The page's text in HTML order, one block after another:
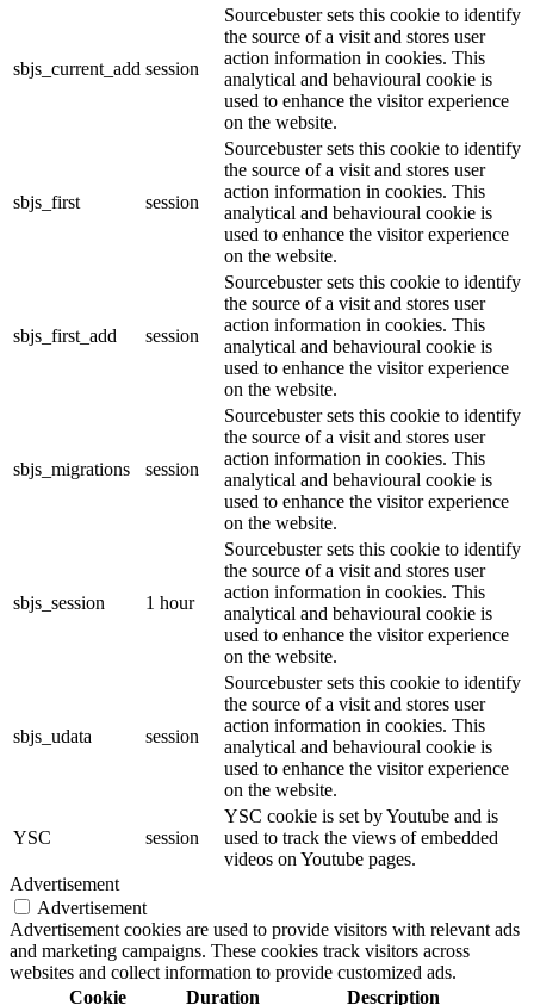
sbjs_current_add session
Sourcebuster sets this cookie to identify
the source of a visit and stores user
action information in cookies. This
analytical and behavioural cookie is
used to enhance the visitor experience
on the website.
sbjs_first session
Sourcebuster sets this cookie to identify
the source of a visit and stores user
action information in cookies. This
analytical and behavioural cookie is
used to enhance the visitor experience
on the website.
sbjs_first_add session
Sourcebuster sets this cookie to identify
the source of a visit and stores user
action information in cookies. This
analytical and behavioural cookie is
used to enhance the visitor experience
on the website.
sbjs_migrations session
Sourcebuster sets this cookie to identify
the source of a visit and stores user
action information in cookies. This
analytical and behavioural cookie is
used to enhance the visitor experience
on the website.
sbjs_session 1 hour
Sourcebuster sets this cookie to identify
the source of a visit and stores user
action information in cookies. This
analytical and behavioural cookie is
used to enhance the visitor experience
on the website.
sbjs_udata session
Sourcebuster sets this cookie to identify
the source of a visit and stores user
action information in cookies. This
analytical and behavioural cookie is
used to enhance the visitor experience
on the website.
YSC session
YSC cookie is set by Youtube and is
used to track the views of embedded
videos on Youtube pages.
Advertisement
Advertisement
Advertisement cookies are used to provide visitors with relevant ads
and marketing campaigns. These cookies track visitors across
websites and collect information to provide customized ads.
Cookie
Duration Description